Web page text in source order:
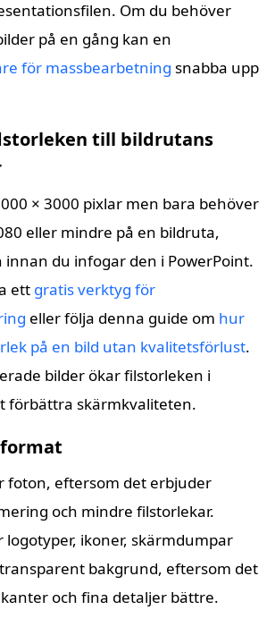
Om du behöver
på en gång kan en
för massbearbetning snabba upp
till bildrutans
× 3000 pixlar men bara behöver
eller mindre på en bildruta,
du infogar den i PowerPoint.
ett gratis verktyg för
eller följa denna guide om hur
på en bild utan kvalitetsförlust.
bilder ökar filstorleken i
förbättra skärmkvaliteten.
foton, eftersom det erbjuder
och mindre filstorlekar.
logotyper, ikoner, skärmdumpar
bakgrund, eftersom det
och fina detaljer bättre.